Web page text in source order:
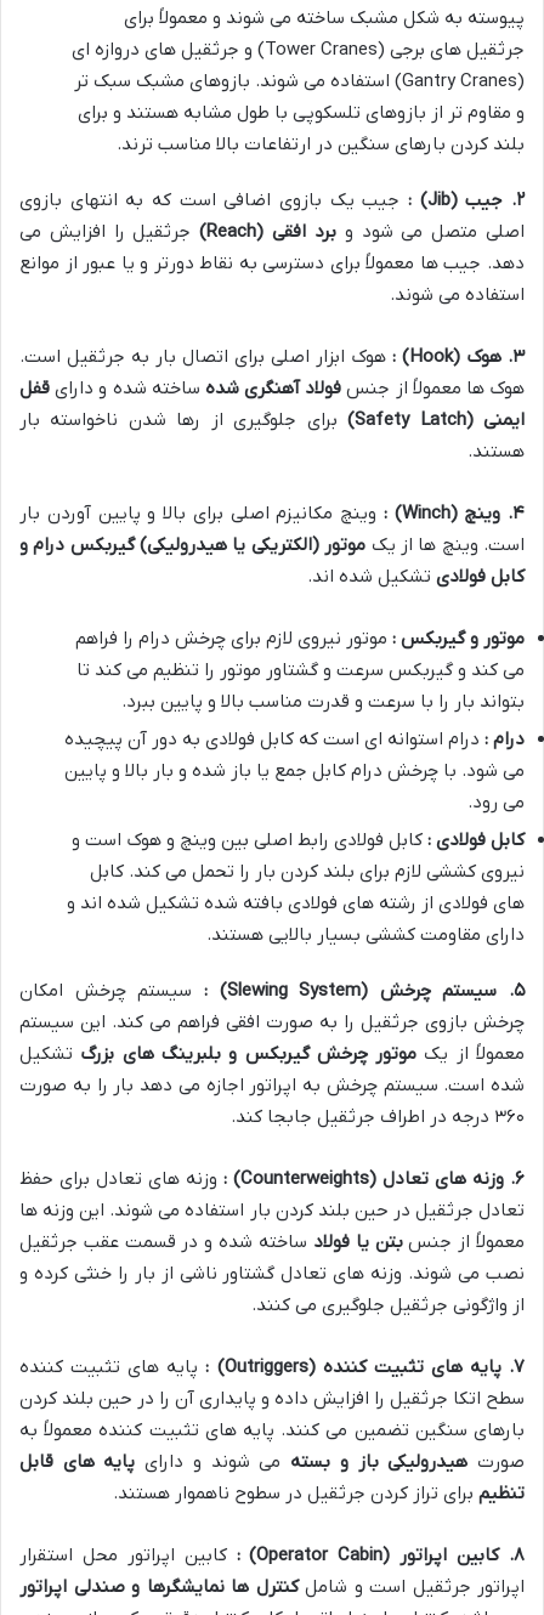
پیوسته به شکل مشبک ساخته می شوند و معمولاً برای
جرثقیل های برجی (Tower Cranes) و جرثقیل های دروازه ای
(Gantry Cranes) استفاده می شوند. بازوهای مشبک سبک تر
و مقاوم تر از بازوهای تلسکوپی با طول مشابه هستند و برای
بلند کردن بارهای سنگین در ارتفاعات بالا مناسب ترند.
۲. جیب(Jib)
: جیب یک بازوی اضافی است که به انتهای بازوی
اصلی متصل می شود وبرد افقی(Reach)
جرثقیل را افزایش می
دهد. جیب ها معمولاً برای دسترسی به نقاط دورتر و یا عبور از موانع
استفاده می شوند.
۳. هوک (Hook)
: هوک ابزار اصلی برای اتصال بار به جرثقیل است.
هوک ها معمولاً از جنس فولاد آهنگری شده ساخته شده و دارای قفل
ایمنی(Safety Latch)
برای جلوگیری از رها شدن ناخواسته بار
هستند.
۴. وینچ (Winch)
: وینچ مکانیزم اصلی برای بالا و پایین آوردن بار
است. وینچ ها از یک موتور (الکتریکی یا هیدرولیکی) گیربکس درام و
کابل فولادی تشکیل شده اند.
موتور و گیربکس : موتور نیروی لازم برای چرخش درام را فراهم
می کند و گیربکس سرعت و گشتاور موتور را تنظیم می کند تا
بتواند بار را با سرعت و قدرت مناسب بالا و پایین ببرد.
درام : درام استوانه ای است که کابل فولادی به دور آن پیچیده
می شود. با چرخش درام کابل جمع یا باز شده و بار بالا و پایین
می رود.
کابل فولادی : کابل فولادی رابط اصلی بین وینچ و هوک است و
نیروی کششی لازم برای بلند کردن بار را تحمل می کند. کابل
های فولادی از رشته های فولادی بافته شده تشکیل شده اند و
دارای مقاومت کششی بسیار بالایی هستند.
۵. سیستم چرخش (Slewing System)
: سیستم چرخش امکان
چرخش بازوی جرثقیل را به صورت افقی فراهم می کند. این سیستم
معمولاً از یک موتور چرخش گیربکس و بلبرینگ های بزرگ تشکیل
شده است. سیستم چرخش به اپراتور اجازه می دهد بار را به صورت
۳۶۰ درجه در اطراف جرثقیل جابجا کند.
۶. وزنه های تعادل (Counterweights)
: وزنه های تعادل برای حفظ
تعادل جرثقیل در حین بلند کردن بار استفاده می شوند. این وزنه ها
معمولاً از جنسبتن یا فولاد ساخته شده و در قسمت عقب جرثقیل
نصب می شوند. وزنه های تعادل گشتاور ناشی از بار را خنثی کرده و
از واژگونی جرثقیل جلوگیری می کنند.
۷.پایه های تثبیت کننده (Outriggers)
: پایه های تثبیت کننده
سطح اتکا جرثقیل را افزایش داده و پایداری آن را در حین بلند کردن
بارهای سنگین تضمین می کنند. پایه های تثبیت کننده معمولاً به
صورت هیدرولیکی باز و بسته می شوند و دارای پایه های قابل
تنظیم برای تراز کردن جرثقیل در سطوح ناهموار هستند.
۸.کابین اپراتور (Operator Cabin)
:کابین اپراتور محل استقرار
اپراتور جرثقیل است و شاملکنترل ها نمایشگرها و صندلی اپراتور